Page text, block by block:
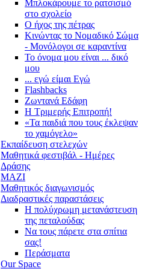
Μπλοκάρουμε το ρατσισμό
στο σχολείο
Ο ήχος της πέτρας
Κινώντας το Νομαδικό Σώμα
- Μονόλογοι σε καραντίνα
Το όνομα μου είναι ... δικό
μου
... εγώ είμαι Εγώ
Flashbacks
Ζωντανά Εδάφη
Η Τριμερής Επιτροπή!
«Τα παιδιά που τους έκλεψαν
το χαμόγελο»
Εκπαίδευση στελεχών
Μαθητικά φεστιβάλ - Ημέρες
Δράσης
ΜΑΖΙ
Μαθητικός διαγωνισμός
Διαδραστικές παραστάσεις
Η πολύχρωμη μετανάστευση
της πεταλούδας
Να τους πάρετε στα σπίτια
σας!
Περάσματα
Our Space